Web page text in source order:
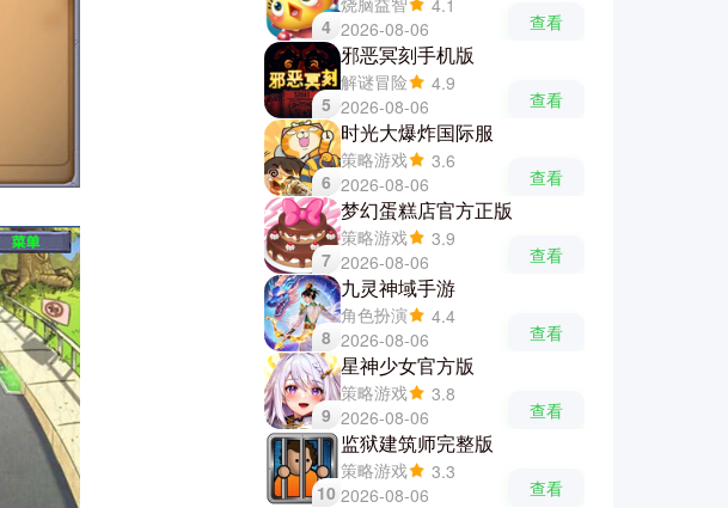
4 2026-08-06
查看
5
邪恶冥刻手机版
解谜冒险
4.9
2026-08-06
查看
6
时光大爆炸国际服
策略游戏
3.6
2026-08-06
查看
7
梦幻蛋糕店官方正版
策略游戏
3.9
2026-08-06
查看
8
九灵神域手游
角色扮演
4.4
2026-08-06
查看
9
星神少女官方版
策略游戏
3.8
2026-08-06
查看
10
监狱建筑师完整版
策略游戏
3.3
2026-08-06
查看